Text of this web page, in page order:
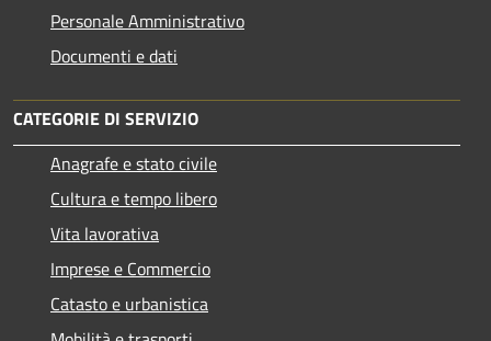
Personale Amministrativo
Documenti e dati
CATEGORIE DI SERVIZIO
Anagrafe e stato civile
Cultura e tempo libero
Vita lavorativa
Imprese e Commercio
Catasto e urbanistica